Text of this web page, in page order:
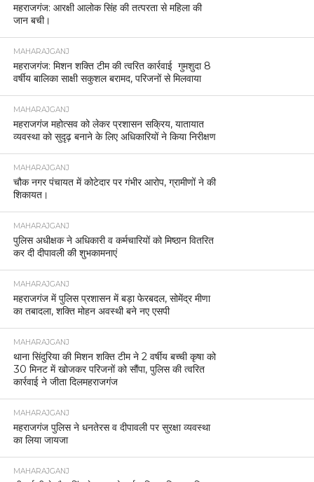
महराजगंज: आरक्षी आलोक सिंह की तत्परता से महिला की
जान बची।
MAHARAJGANJ
महराजगंज: मिशन शक्ति टीम की त्वरित कार्रवाई गुमशुदा 8
वर्षीय बालिका साक्षी सकुशल बरामद, परिजनों से मिलवाया
MAHARAJGANJ
महराजगंज महोत्सव को लेकर प्रशासन सक्रिय, यातायात
व्यवस्था को सुदृढ़ बनाने के लिए अधिकारियों ने किया निरीक्षण
MAHARAJGANJ
चौक नगर पंचायत में कोटेदार पर गंभीर आरोप, ग्रामीणों ने की
शिकायत।
MAHARAJGANJ
पुलिस अधीक्षक ने अधिकारी व कर्मचारियों को मिष्ठान वितरित
कर दी दीपावली की शुभकामनाएं
MAHARAJGANJ
महराजगंज में पुलिस प्रशासन में बड़ा फेरबदल, सोमेंद्र मीणा
का तबादला, शक्ति मोहन अवस्थी बने नए एसपी
MAHARAJGANJ
थाना सिंदुरिया की मिशन शक्ति टीम ने 2 वर्षीय बच्ची कृषा को
30 मिनट में खोजकर परिजनों को सौंपा, पुलिस की त्वरित
कार्रवाई ने जीता दिलमहराजगंज
MAHARAJGANJ
महराजगंज पुलिस ने धनतेरस व दीपावली पर सुरक्षा व्यवस्था
का लिया जायजा
MAHARAJGANJ